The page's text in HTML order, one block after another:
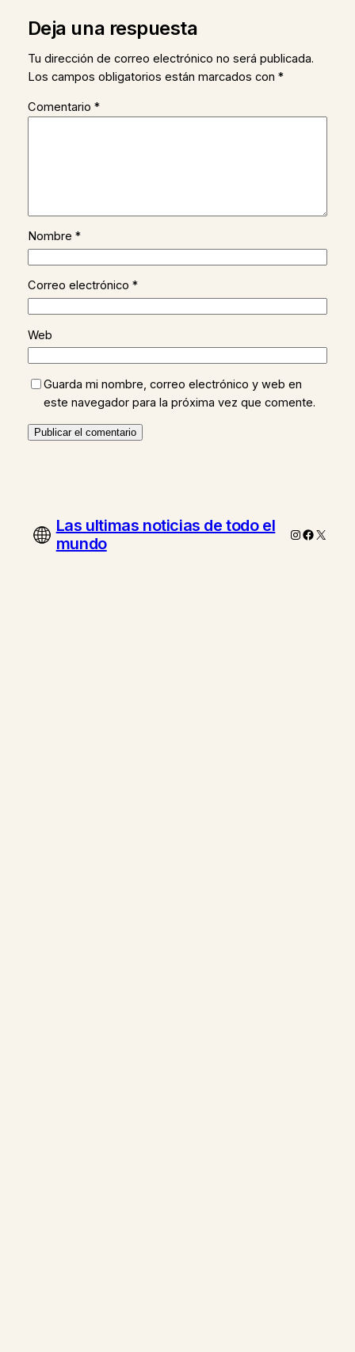
Deja una respuesta
Tu dirección de correo electrónico no será publicada.
Los campos obligatorios están marcados con *
Comentario *
Nombre *
Correo electrónico *
Web
Guarda mi nombre, correo electrónico y web en
este navegador para la próxima vez que comente.
Las ultimas noticias de todo el
mundo
Instagram
X